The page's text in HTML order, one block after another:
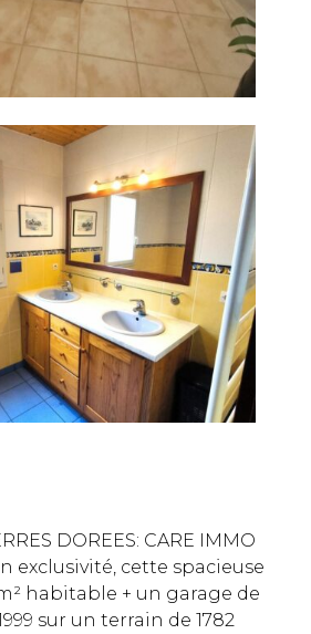
DOREES: CARE IMMO
exclusivité, cette spacieuse
habitable + un garage de
sur un terrain de 1782